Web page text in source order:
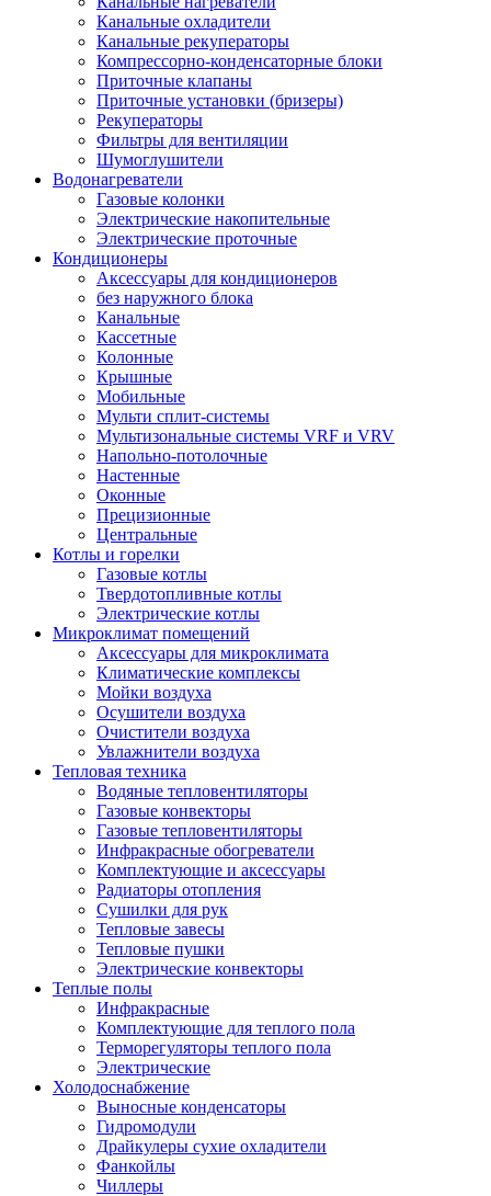
Канальные охладители
Канальные рекуператоры
Компрессорно-конденсаторные блоки
Приточные клапаны
Приточные установки (бризеры)
Рекуператоры
Фильтры для вентиляции
Шумоглушители
Водонагреватели
Газовые колонки
Электрические накопительные
Электрические проточные
Кондиционеры
Аксессуары для кондиционеров
без наружного блока
Канальные
Кассетные
Колонные
Крышные
Мобильные
Мульти сплит-системы
Мультизональные системы VRF и VRV
Напольно-потолочные
Настенные
Оконные
Прецизионные
Центральные
Котлы и горелки
Газовые котлы
Твердотопливные котлы
Электрические котлы
Микроклимат помещений
Аксессуары для микроклимата
Климатические комплексы
Мойки воздуха
Осушители воздуха
Очистители воздуха
Увлажнители воздуха
Тепловая техника
Водяные тепловентиляторы
Газовые конвекторы
Газовые тепловентиляторы
Инфракрасные обогреватели
Комплектующие и аксессуары
Радиаторы отопления
Сушилки для рук
Тепловые завесы
Тепловые пушки
Электрические конвекторы
Теплые полы
Инфракрасные
Комплектующие для теплого пола
Терморегуляторы теплого пола
Электрические
Холодоснабжение
Выносные конденсаторы
Гидромодули
Драйкулеры сухие охладители
Фанкойлы
Чиллеры